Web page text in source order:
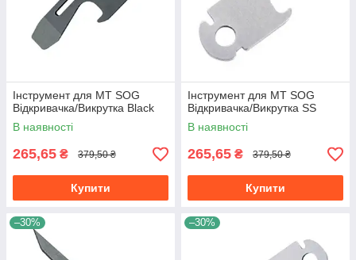
Інструмент для МТ SOG
Відкривачка/Викрутка Black
В наявності
265,65 ₴ 379,50 ₴
Купити
Інструмент для МТ SOG
Відкривачка/Викрутка SS
В наявності
265,65 ₴ 379,50 ₴
Купити
–30% –30%